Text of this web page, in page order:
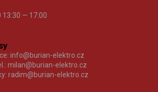
13:30 — 17:00
info@burian-elektro.cz
milan@burian-elektro.cz
radim@burian-elektro.cz